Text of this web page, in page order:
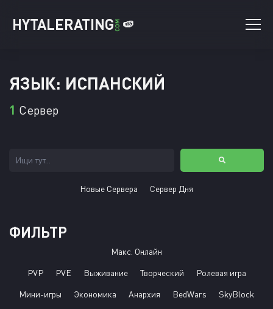
HYTALERATINGCOM 🍉
ЯЗЫК: ИСПАНСКИЙ
1 Сервер
Новые Сервера Сервер Дня
ФИЛЬТР
Макс. Онлайн
PVP PVE Выживание Творческий Ролевая игра
Мини-игры Экономика Анархия BedWars SkyBlock